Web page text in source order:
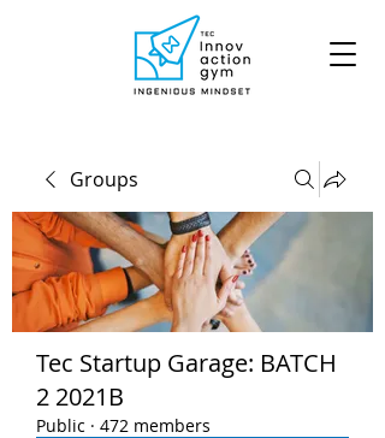
Groups
Tec Startup Garage: BATCH
2 2021B
Public · 472 members